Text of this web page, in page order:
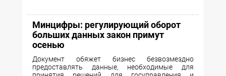
Минцифры: регулирующий оборот
больших данных закон примут
осенью
Документ обяжет бизнес безвозмездно
предоставлять данные, необходимые для